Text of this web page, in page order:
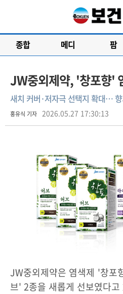
종합 메디 팜
JW중외제약, '창포향'
새치 커버·저자극 선택지 확대…
홍유식 기자 2026.05.27 17:30:13
JW중외제약은 염색제 '창포
브' 2종을 새롭게 선보였다